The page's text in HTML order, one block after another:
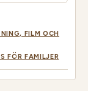
FILM OCH
FÖR FAMILJER